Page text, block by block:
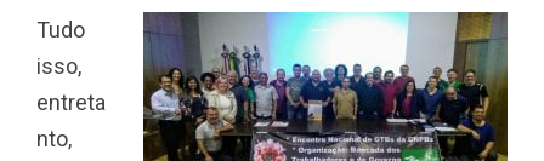
Tudo
isso,
entreta
nto,